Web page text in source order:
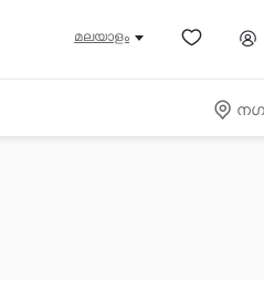
മലയാളം